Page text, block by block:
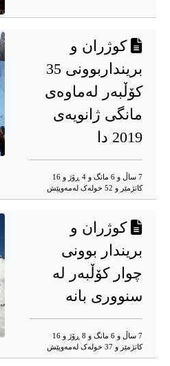
کوژران و
برینداربوونی 35
کۆڵبەر لەماوەی
مانگی ژانویەی
2019 دا
7 ساڵ و 6 مانگ و 4 ڕۆژ و 16
کاتژمێر و 52 خوله‌ک له‌مه‌وپێش‌
کوژران و
بریندار بوونی
چوار کۆڵبەر لە
سنووری بانە
7 ساڵ و 6 مانگ و 8 ڕۆژ و 16
کاتژمێر و 37 خوله‌ک له‌مه‌وپێش‌